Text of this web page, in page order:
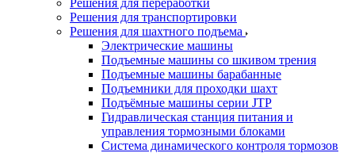
Решения для переработки
Решения для транспортировки
Решения для шахтного подъема
Электрические машины
Подъемные машины со шкивом трения
Подъемные машины барабанные
Подъемники для проходки шахт
Подъёмные машины серии JTP
Гидравлическая станция питания и
управления тормозными блоками
Система динамического контроля тормозов